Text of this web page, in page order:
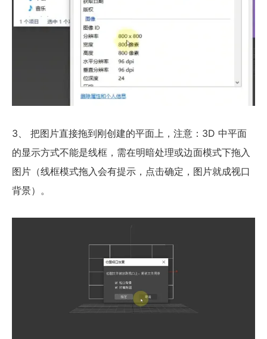
3、 把图片直接拖到刚创建的平面上，注意：3D 中平面
的显示方式不能是线框，需在明暗处理或边面模式下拖入
图片（线框模式拖入会有提示，点击确定，图片就成视口
背景）。